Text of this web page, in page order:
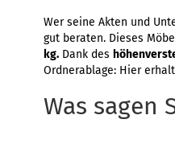
Wer seine Akten und
gut beraten. Dieses
kg. Dank des
Ordnerablage: Hier
Was sagen